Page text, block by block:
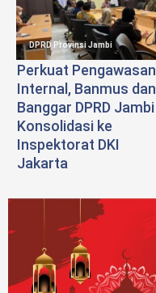
DPRD Provinsi Jambi
Perkuat Pengawasan
Internal, Banmus dan
Banggar DPRD Jambi
Konsolidasi ke
Inspektorat DKI
Jakarta